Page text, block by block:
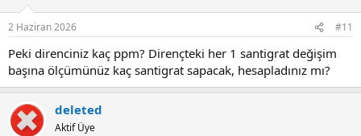
2 Haziran 2026 #11
Peki direnciniz kaç ppm? Dirençteki her 1 santigrat değişim
başına ölçümünüz kaç santigrat sapacak, hesapladınız mı?
deleted
Aktif Üye